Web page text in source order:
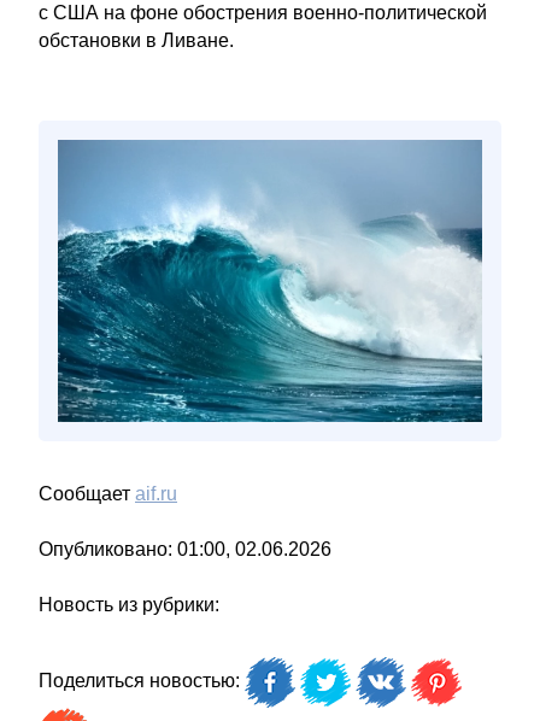
с США на фоне обострения военно-политической
обстановки в Ливане.
Сообщает aif.ru
Опубликовано: 01:00, 02.06.2026
Новость из рубрики:
Поделиться новостью: